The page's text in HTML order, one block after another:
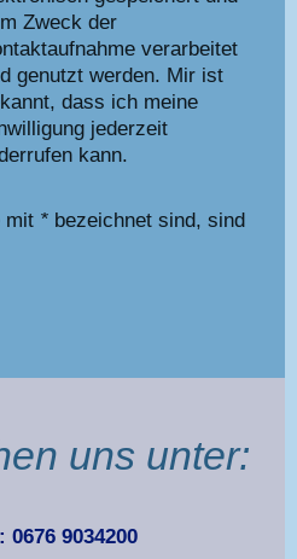
Zweck der
verarbeitet
genutzt werden. Mir ist
dass ich meine
jederzeit
kann.
mit * bezeichnet sind, sind
uns unter:
0676 9034200